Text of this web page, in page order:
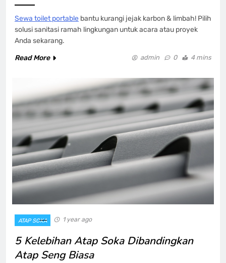
Sewa toilet portable bantu kurangi jejak karbon & limbah! Pilih
solusi sanitasi ramah lingkungan untuk acara atau proyek
Anda sekarang.
Read More
admin 0 4 mins
ATAP SOKA 1 year ago
5 Kelebihan Atap Soka Dibandingkan
Atap Seng Biasa